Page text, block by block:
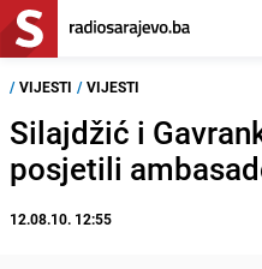
/ VIJESTI / VIJESTI
Silajdžić i
posjetili
12.08.10. 12:55